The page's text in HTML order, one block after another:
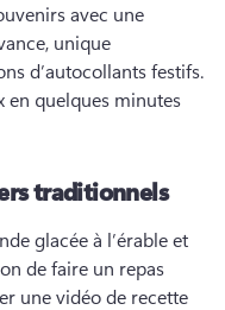
avec une
unique
en quelques minutes
traditionnels
glacée à l’érable et
de faire un repas
une vidéo de recette